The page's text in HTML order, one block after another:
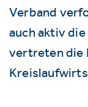
Verband
auch aktiv
vertreten die